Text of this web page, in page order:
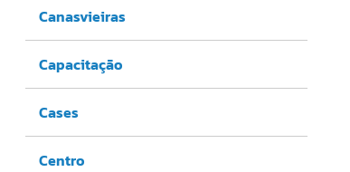
Canasvieiras
Capacitação
Cases
Centro